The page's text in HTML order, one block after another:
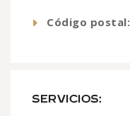
Código postal:
SERVICIOS: